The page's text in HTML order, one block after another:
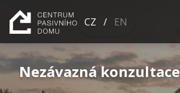
CZ / EN
Nezávazná konzultace